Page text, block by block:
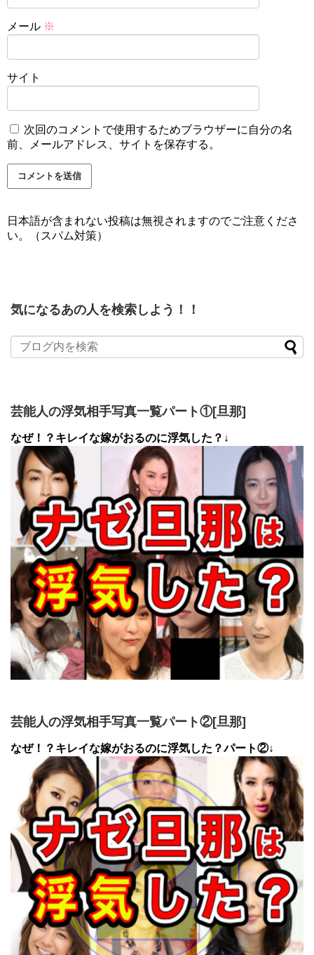
メール ※
サイト
次回のコメントで使用するためブラウザーに自分の名
前、メールアドレス、サイトを保存する。
日本語が含まれない投稿は無視されますのでご注意くださ
い。（スパム対策）
気になるあの人を検索しよう！！
芸能人の浮気相手写真一覧パート①[旦那]
なぜ！？キレイな嫁がおるのに浮気した？↓
芸能人の浮気相手写真一覧パート②[旦那]
なぜ！？キレイな嫁がおるのに浮気した？パート②↓